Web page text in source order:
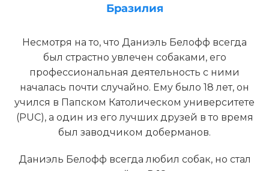
Бразилия
Несмотря на то, что Даниэль Белофф всегда
был страстно увлечен собаками, его
профессиональная деятельность с ними
началась почти случайно. Ему было 18 лет, он
учился в Папском Католическом университете
(PUC), а один из его лучших друзей в то время
был заводчиком доберманов.
Даниэль Белофф всегда любил собак, но стал